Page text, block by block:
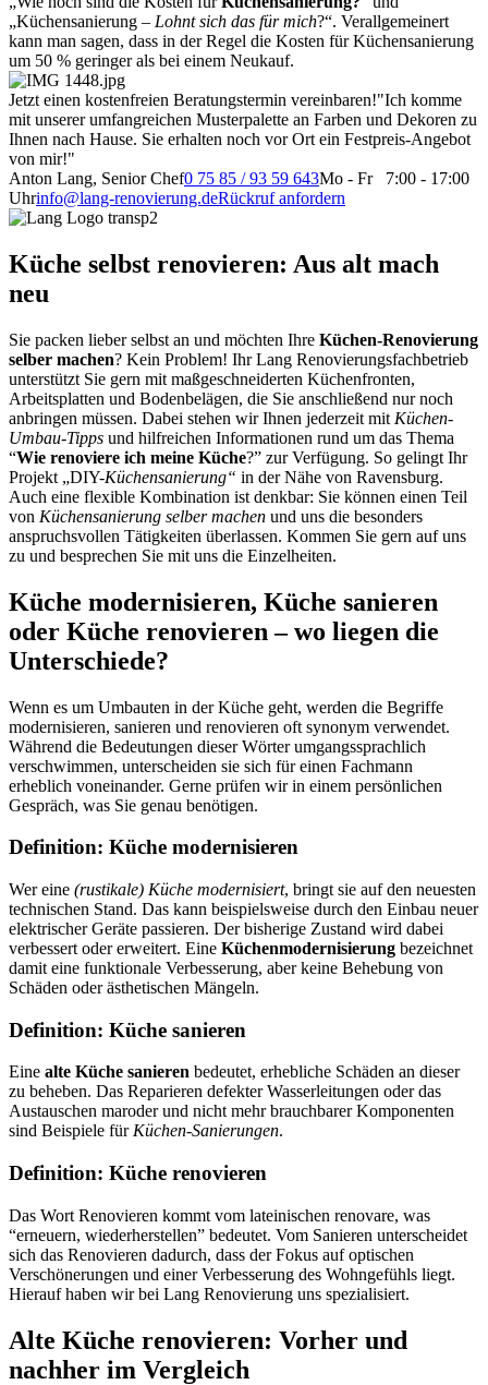
„Küchensanierung – Lohnt sich das für mich?“. Verallgemeinert
kann man sagen, dass in der Regel die Kosten für Küchensanierung
um 50 % geringer als bei einem Neukauf.
Jetzt einen kostenfreien Beratungstermin vereinbaren!"Ich komme
mit unserer umfangreichen Musterpalette an Farben und Dekoren zu
Ihnen nach Hause. Sie erhalten noch vor Ort ein Festpreis-Angebot
von mir!"
Anton Lang, Senior Chef0 75 85 / 93 59 643Mo - Fr 7:00 - 17:00
Uhrinfo@lang-renovierung.deRückruf anfordern
Küche selbst renovieren: Aus alt mach
neu
Sie packen lieber selbst an und möchten Ihre Küchen-Renovierung
selber machen? Kein Problem! Ihr Lang Renovierungsfachbetrieb
unterstützt Sie gern mit maßgeschneiderten Küchenfronten,
Arbeitsplatten und Bodenbelägen, die Sie anschließend nur noch
anbringen müssen. Dabei stehen wir Ihnen jederzeit mit Küchen-
Umbau-Tipps und hilfreichen Informationen rund um das Thema
“Wie renoviere ich meine Küche?” zur Verfügung. So gelingt Ihr
Projekt „DIY-Küchensanierung“ in der Nähe von Ravensburg.
Auch eine flexible Kombination ist denkbar: Sie können einen Teil
von Küchensanierung selber machen und uns die besonders
anspruchsvollen Tätigkeiten überlassen. Kommen Sie gern auf uns
zu und besprechen Sie mit uns die Einzelheiten.
Küche modernisieren, Küche sanieren
oder Küche renovieren – wo liegen die
Unterschiede?
Wenn es um Umbauten in der Küche geht, werden die Begriffe
modernisieren, sanieren und renovieren oft synonym verwendet.
Während die Bedeutungen dieser Wörter umgangssprachlich
verschwimmen, unterscheiden sie sich für einen Fachmann
erheblich voneinander. Gerne prüfen wir in einem persönlichen
Gespräch, was Sie genau benötigen.
Definition: Küche modernisieren
Wer eine (rustikale) Küche modernisiert, bringt sie auf den neuesten
technischen Stand. Das kann beispielsweise durch den Einbau neuer
elektrischer Geräte passieren. Der bisherige Zustand wird dabei
verbessert oder erweitert. Eine Küchenmodernisierung bezeichnet
damit eine funktionale Verbesserung, aber keine Behebung von
Schäden oder ästhetischen Mängeln.
Definition: Küche sanieren
Eine alte Küche sanieren bedeutet, erhebliche Schäden an dieser
zu beheben. Das Reparieren defekter Wasserleitungen oder das
Austauschen maroder und nicht mehr brauchbarer Komponenten
sind Beispiele fürKüchen-Sanierungen.
Definition: Küche renovieren
Das Wort Renovieren kommt vom lateinischen renovare, was
“erneuern, wiederherstellen” bedeutet. Vom Sanieren unterscheidet
sich das Renovieren dadurch, dass der Fokus auf optischen
Verschönerungen und einer Verbesserung des Wohngefühls liegt.
Hierauf haben wir bei Lang Renovierung uns spezialisiert.
Alte Küche renovieren: Vorher und
nachher im Vergleich